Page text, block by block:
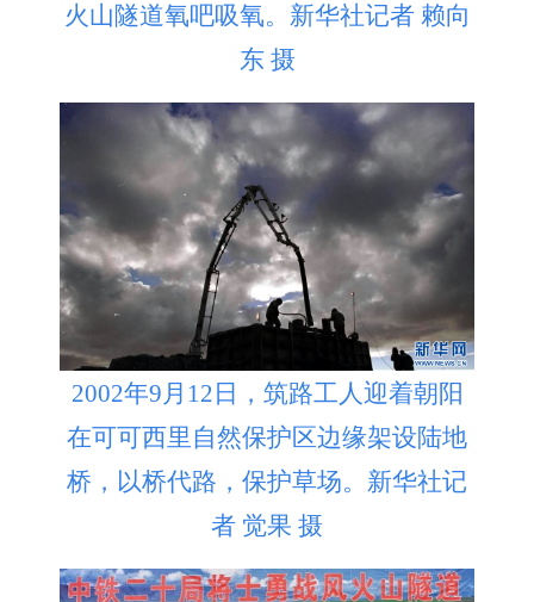
火山隧道氧吧吸氧。新华社记者 赖向
东 摄
2002年9月12日，筑路工人迎着朝阳
在可可西里自然保护区边缘架设陆地
桥，以桥代路，保护草场。新华社记
者 觉果 摄